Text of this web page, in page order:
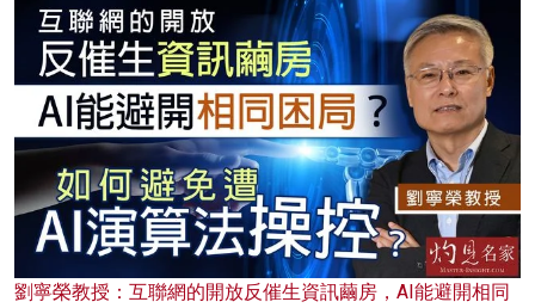
劉寧榮教授：互聯網的開放反催生資訊繭房，AI能避開相同